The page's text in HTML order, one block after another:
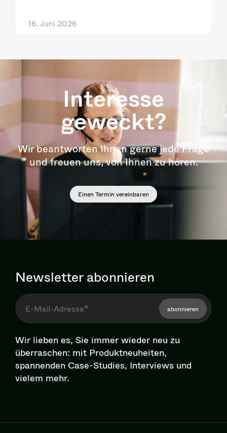
16. Juni 2026
Interesse
geweckt?
Wir beantworten Ihnen gerne jede Frage
und freuen uns, von Ihnen zu hören.
Einen Termin vereinbaren
Newsletter abonnieren
abonnieren
Wir lieben es, Sie immer wieder neu zu
überraschen: mit Pro­dukt­neu­hei­ten,
spannenden Case-Studies, Interviews und
vielem mehr.